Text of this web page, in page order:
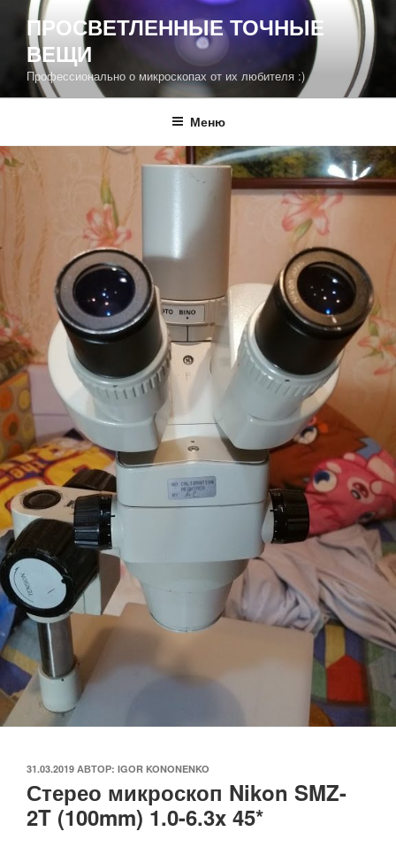
Перейти
содержимому
ПРОСВЕТЛЕННЫЕ ТОЧНЫЕ
ВЕЩИ
Профессионально о микроскопах от их любителя :)
Меню
ОПУБЛИКОВАНО
31.03.2019 АВТОР: IGOR KONONENKO
Стерео микроскоп Nikon SMZ-
2T (100mm) 1.0-6.3x 45*